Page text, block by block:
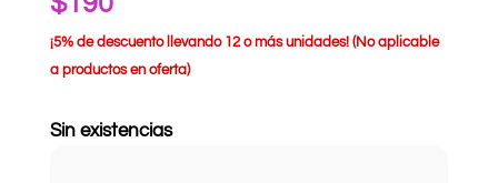
¡5% de descuento llevando 12 o más unidades! (No aplicable
a productos en oferta)
Sin existencias